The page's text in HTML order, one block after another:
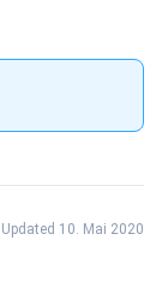
Updated 10. Mai 2020